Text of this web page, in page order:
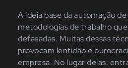
A ideia base da automação
metodologias de trabalho
defasadas. Muitas dessas
provocam lentidão e
empresa. No lugar delas,